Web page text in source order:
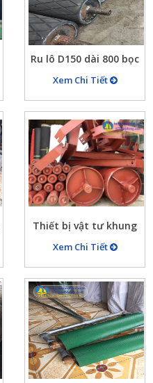
Ru lô D150 dài 800 bọc
cao su dày 10 có nhám
caro tạo ma sát
Xem Chi Tiết
Thiết bị vật tư khung
băng tải: Rulo, con lăn,
giá đỡ con lăn, băng
tải,…
Xem Chi Tiết